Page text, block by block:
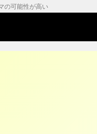
の可能性が高い